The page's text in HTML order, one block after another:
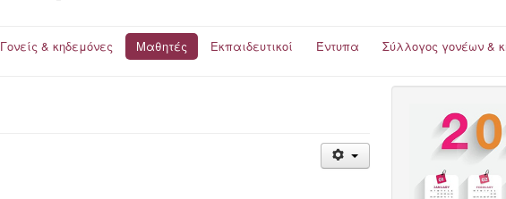
Γονείς & κηδεμόνες Μαθητές Εκπαιδευτικοί Έντυπα Σύλλογος γονέων &